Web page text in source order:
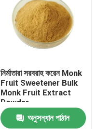
নির্মাতারা সরবরাহ করেন Monk
Fruit Sweetener Bulk
Monk Fruit Extract
Powder
অনুসন্ধান পাঠান